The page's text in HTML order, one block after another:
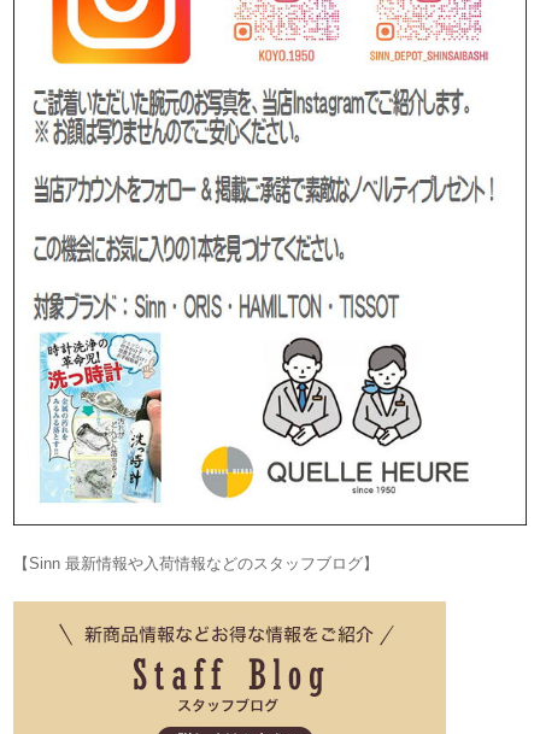
【Sinn 最新情報や入荷情報などのスタッフブログ】